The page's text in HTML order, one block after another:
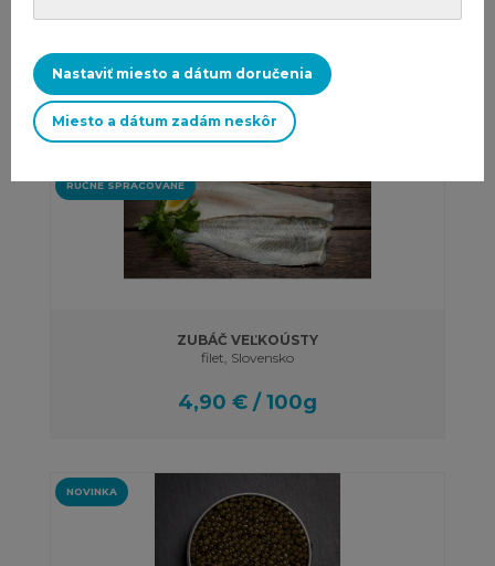
Tuniak
4,65 € / ks
RUČNE SPRACOVANÉ
ZUBÁČ VEĽKOÚSTY
filet, Slovensko
4,90 € / 100g
NOVINKA
Nastaviť miesto a dátum doručenia
Miesto a dátum zadám neskôr